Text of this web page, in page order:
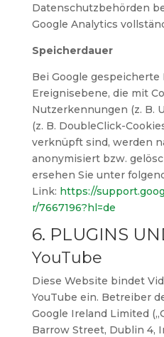
Datenschutzbehörden
Google Analytics
Speicherdauer
Bei Google
Ereignisebene, die mit
Nutzerkennungen (z. B.
(z. B. DoubleClick-
verknüpft sind, werden
anonymisiert bzw.
ersehen Sie unter
Link: https://
r/7667196?hl=de
6. PLUGINS
YouTube
Diese Website bindet
YouTube ein. Betreiber
Google Ireland Limited
Barrow Street, Dublin 4,